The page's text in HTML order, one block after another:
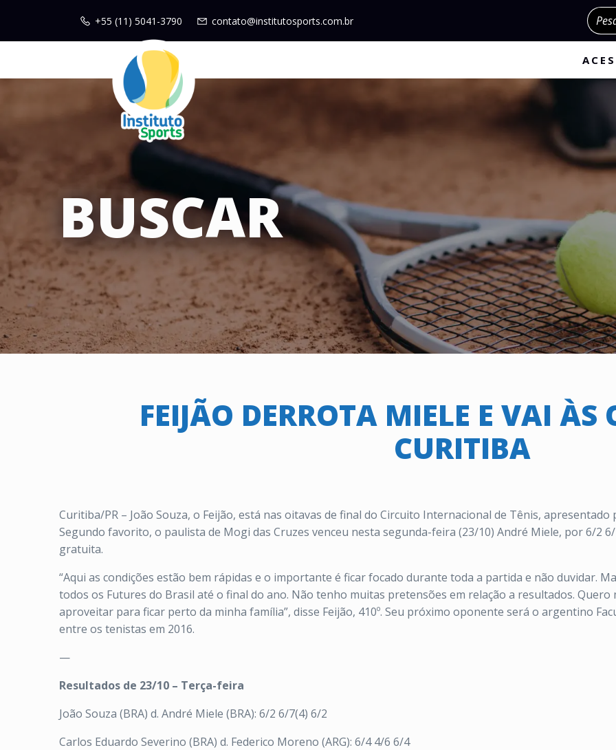
+55 (11) 5041-3790 contato@institutosports.com.br
BUSCAR
FEIJÃO DERROTA MIELE E VAI ÀS
CURITIBA
Curitiba/PR – João Souza, o Feijão, está nas oitavas de final do Circuito Internacional de Tênis,
Segundo favorito, o paulista de Mogi das Cruzes venceu nesta segunda-feira (23/10) André Miele, por 6/2
gratuita.
“Aqui as condições estão bem rápidas e o importante é ficar focado durante toda a partida e não duvidar.
todos os Futures do Brasil até o final do ano. Não tenho muitas pretensões em relação a resultados.
aproveitar para ficar perto da minha família”, disse Feijão, 410º. Seu próximo oponente será o argentino
entre os tenistas em 2016.
—
Resultados de 23/10 – Terça-feira
João Souza (BRA) d. André Miele (BRA): 6/2 6/7(4) 6/2
Carlos Eduardo Severino (BRA) d. Federico Moreno (ARG): 6/4 4/6 6/4